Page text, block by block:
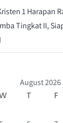
1 Harapan
Tingkat II,
August 2026
T F